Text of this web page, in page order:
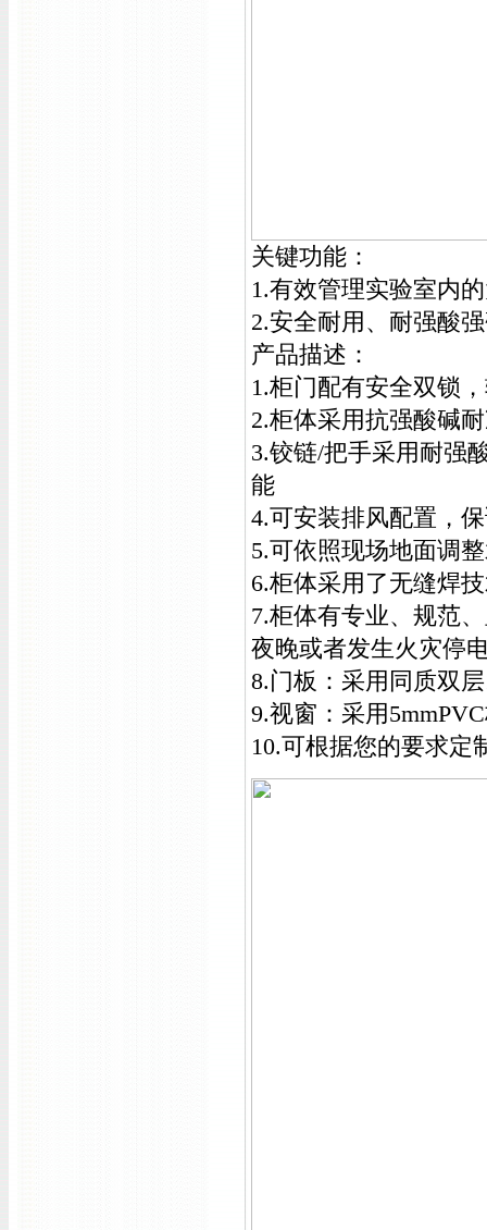
关键功能：
1.有效管理实验室内
2.安全耐用、耐强酸
产品描述：
1.柜门配有安全双锁
2.柜体采用抗强酸碱
3.铰链/把手采用耐强
能
4.可安装排风配置，
5.可依照现场地面调
6.柜体采用了无缝焊
7.柜体有专业、规范
夜晚或者发生火灾停
8.门板：采用同质双
9.视窗：采用
10.可根据您的要求定